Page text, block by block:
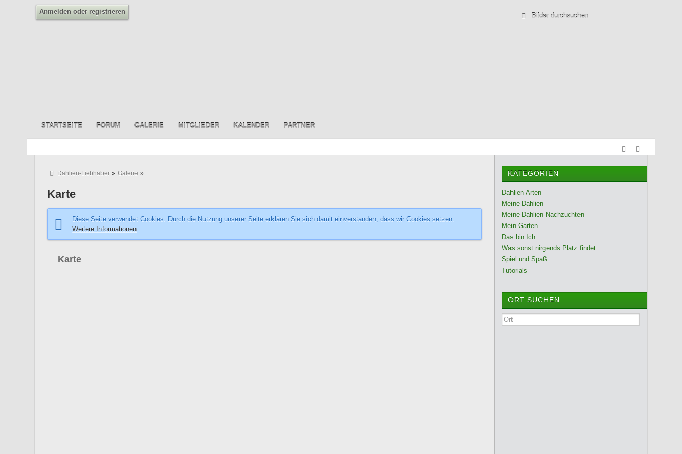
Anmelden oder registrieren
STARTSEITE FORUM GALERIE MITGLIEDER KALENDER PARTNER
Dahlien-Liebhaber » Galerie »
Karte
Diese Seite verwendet Cookies. Durch die Nutzung unserer Seite erklären Sie sich damit einverstanden, dass wir Cookies setzen.
Weitere Informationen
Karte
KATEGORIEN
Dahlien Arten
Meine Dahlien
Meine Dahlien-Nachzuchten
Mein Garten
Das bin Ich
Was sonst nirgends Platz findet
Spiel und Spaß
Tutorials
ORT SUCHEN